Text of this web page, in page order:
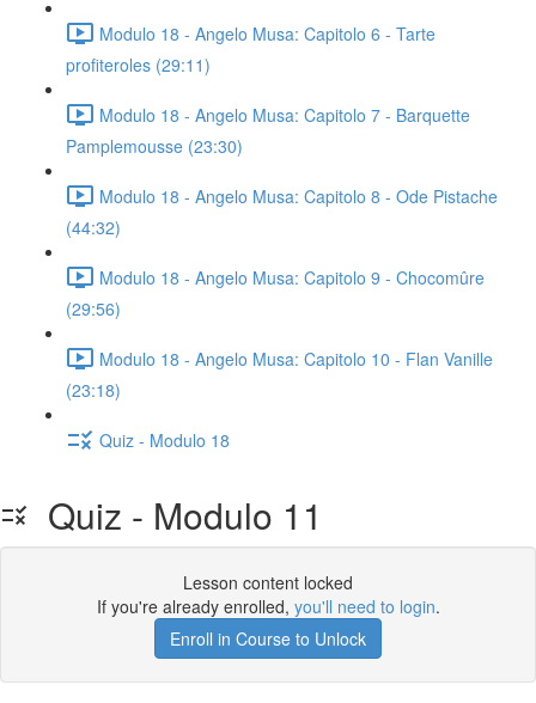
Modulo 18 - Angelo Musa: Capitolo 6 - Tarte
profiteroles (29:11)
Modulo 18 - Angelo Musa: Capitolo 7 - Barquette
Pamplemousse (23:30)
Modulo 18 - Angelo Musa: Capitolo 8 - Ode Pistache
(44:32)
Modulo 18 - Angelo Musa: Capitolo 9 - Chocomûre
(29:56)
Modulo 18 - Angelo Musa: Capitolo 10 - Flan Vanille
(23:18)
Quiz - Modulo 18
Quiz - Modulo 11
Lesson content locked
If you're already enrolled, you'll need to login.
Enroll in Course to Unlock